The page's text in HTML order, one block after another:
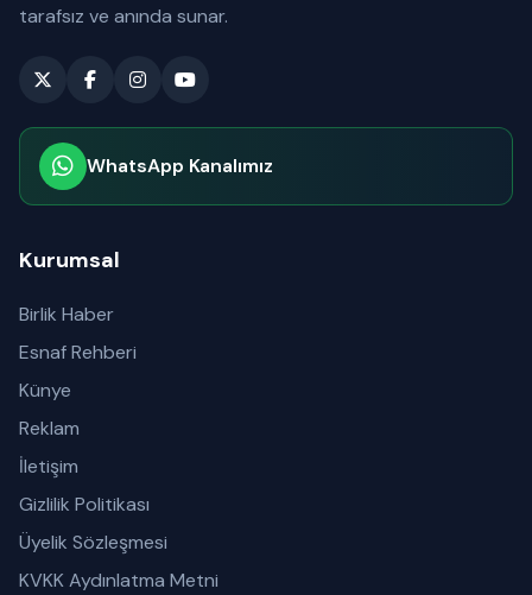
tarafsız ve anında sunar.
WhatsApp Kanalımız
Kurumsal
Birlik Haber
Esnaf Rehberi
Künye
Reklam
İletişim
Gizlilik Politikası
Üyelik Sözleşmesi
KVKK Aydınlatma Metni